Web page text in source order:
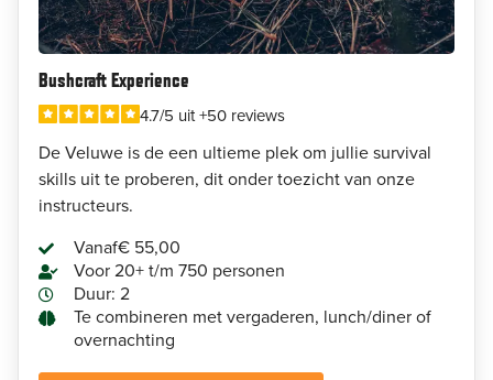
Bushcraft Experience
4.7/5 uit +50 reviews
De Veluwe is de een ultieme plek om jullie survival
skills uit te proberen, dit onder toezicht van onze
instructeurs.
Vanaf€ 55,00
Voor 20+ t/m 750 personen
Duur: 2
Te combineren met vergaderen, lunch/diner of
overnachting